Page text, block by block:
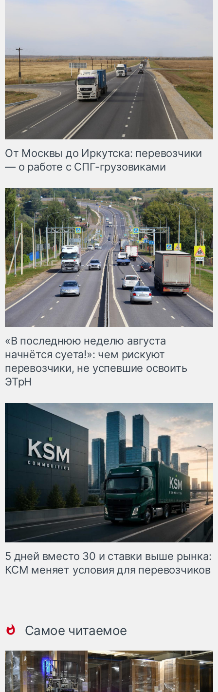
От Москвы до Иркутска: перевозчики
— о работе с СПГ-грузовиками
«В последнюю неделю августа
начнётся суета!»: чем рискуют
перевозчики, не успевшие освоить
ЭТрН
5 дней вместо 30 и ставки выше рынка:
КСМ меняет условия для перевозчиков
Самое читаемое